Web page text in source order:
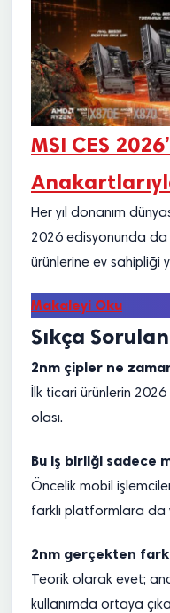
MSI CES
Her yıl donanım
2026 edisyonunda da
ürünlerine ev sahipliği
Makaleyi Oku
Sıkça
2nm çipler ne
İlk ticari ürünlerin
olası.
Bu iş birliği sadece
Öncelik mobil
farklı platformlara da
2nm gerçekten fark
Teorik olarak evet;
kullanımda ortaya